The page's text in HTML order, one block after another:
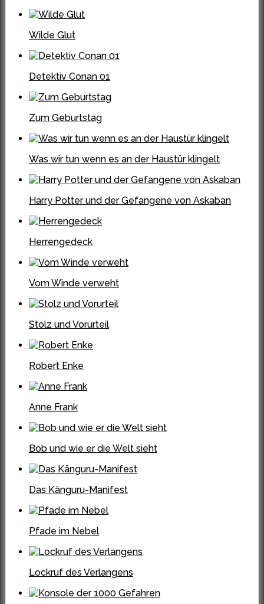
Wilde Glut
Detektiv Conan 01
Zum Geburtstag
Was wir tun wenn es an der Haustür klingelt
Harry Potter und der Gefangene von Askaban
Herrengedeck
Vom Winde verweht
Stolz und Vorurteil
Robert Enke
Anne Frank
Bob und wie er die Welt sieht
Das Känguru-Manifest
Pfade im Nebel
Lockruf des Verlangens